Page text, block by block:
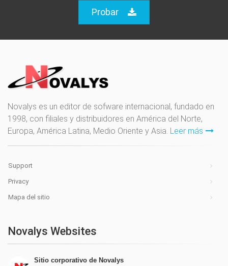
Probar
Novalys es un editor de sofware internacional, fundado en
1998, con filiales y distribuidores en América del Norte,
Europa, América Latina, Medio Oriente y Asia. Leer más
Support
Privacy
Mapa del sitio
Novalys Websites
Sitio corporativo de Novalys